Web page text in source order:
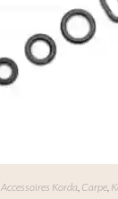
Accessoires Korda Carpe,